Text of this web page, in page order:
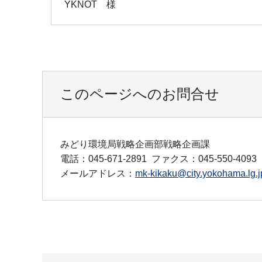
YKNOT 様
このページへのお問合せ
みどり環境局戦略企画部戦略企画課
電話：045-671-2891 ファクス：045-550-4093
メールアドレス： mk-